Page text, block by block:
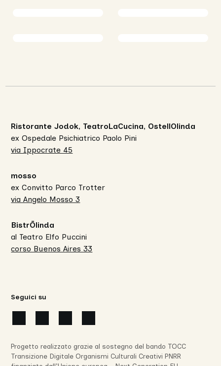
Ristorante Jodok, TeatroLaCucina, OstellOlinda
ex Ospedale Psichiatrico Paolo Pini
via Ippocrate 45
mosso
ex Convitto Parco Trotter
via Angelo Mosso 3
BistrŌlinda
al Teatro Elfo Puccini
corso Buenos Aires 33
Seguici su
Progetto realizzato grazie al sostegno del bando TOCC
Transizione Digitale Organismi Culturali Creativi PNRR